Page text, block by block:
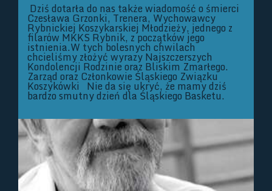
Dziś dotarła do nas także wiadomość o śmierci
Czesława Grzonki, Trenera, Wychowawcy
Rybnickiej Koszykarskiej Młodzieży, jednego z
filarów MKKS Rybnik, z początków jego
istnienia.W tych bolesnych chwilach
chcieliśmy złożyć wyrazy Najszczerszych
Kondolencji Rodzinie oraz Bliskim Zmarłego.
Zarząd oraz Członkowie Śląskiego Związku
Koszykówki Nie da się ukryć, że mamy dziś
bardzo smutny dzień dla Śląskiego Basketu.